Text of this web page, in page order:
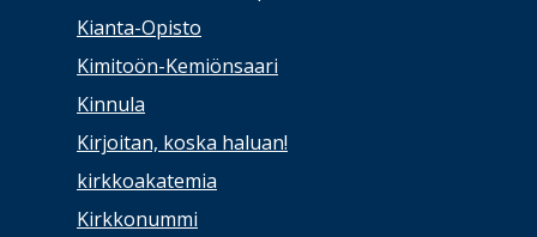
Kianta-Opisto
Kimitoön-Kemiönsaari
Kinnula
Kirjoitan, koska haluan!
kirkkoakatemia
Kirkkonummi